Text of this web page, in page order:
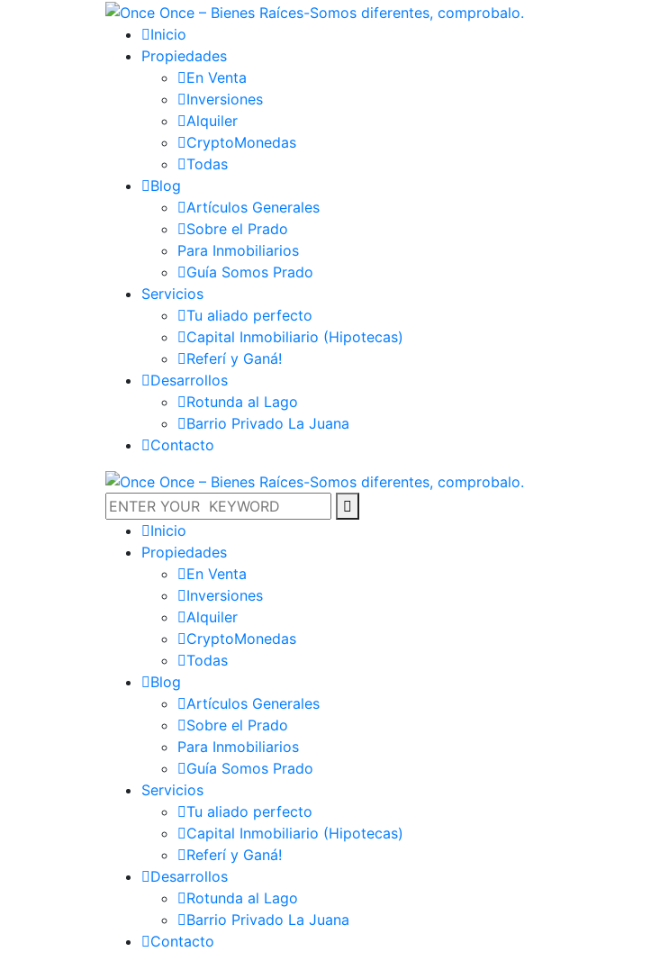
Inicio
Propiedades
En Venta
Inversiones
Alquiler
CryptoMonedas
Todas
Blog
Artículos Generales
Sobre el Prado
Para Inmobiliarios
Guía Somos Prado
Servicios
Tu aliado perfecto
Capital Inmobiliario (Hipotecas)
Referí y Ganá!
Desarrollos
Rotunda al Lago
Barrio Privado La Juana
Contacto
Inicio
Propiedades
En Venta
Inversiones
Alquiler
CryptoMonedas
Todas
Blog
Artículos Generales
Sobre el Prado
Para Inmobiliarios
Guía Somos Prado
Servicios
Tu aliado perfecto
Capital Inmobiliario (Hipotecas)
Referí y Ganá!
Desarrollos
Rotunda al Lago
Barrio Privado La Juana
Contacto